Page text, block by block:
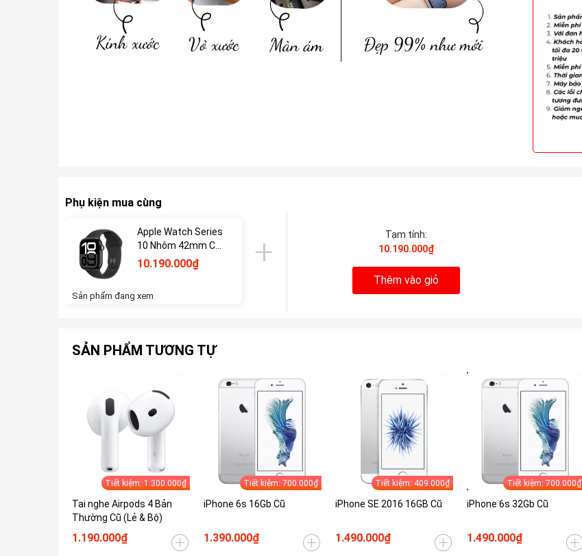
Phụ kiện mua cùng
Apple Watch Series
10 Nhôm 42mm Cũ
(ESIM)
10.190.000₫
Sản phẩm đang xem
Tạm tính:
10.190.000₫
Thêm vào giỏ
SẢN PHẨM TƯƠNG TỰ
Tiết kiệm: 1.300.000₫
Tai nghe Airpods 4 Bản
Thường Cũ (Lẻ & Bộ)
1.190.000₫
Tiết kiệm: 700.000₫
iPhone 6s 16Gb Cũ
1.390.000₫
Tiết kiệm: 409.000₫
iPhone SE 2016 16GB Cũ
1.490.000₫
Tiết kiệm: 700.000₫
iPhone 6s 32Gb Cũ
1.490.000₫